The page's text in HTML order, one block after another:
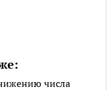
числа